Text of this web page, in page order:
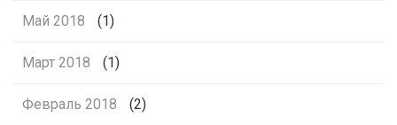
Май 2018 (1)
Март 2018 (1)
Февраль 2018 (2)